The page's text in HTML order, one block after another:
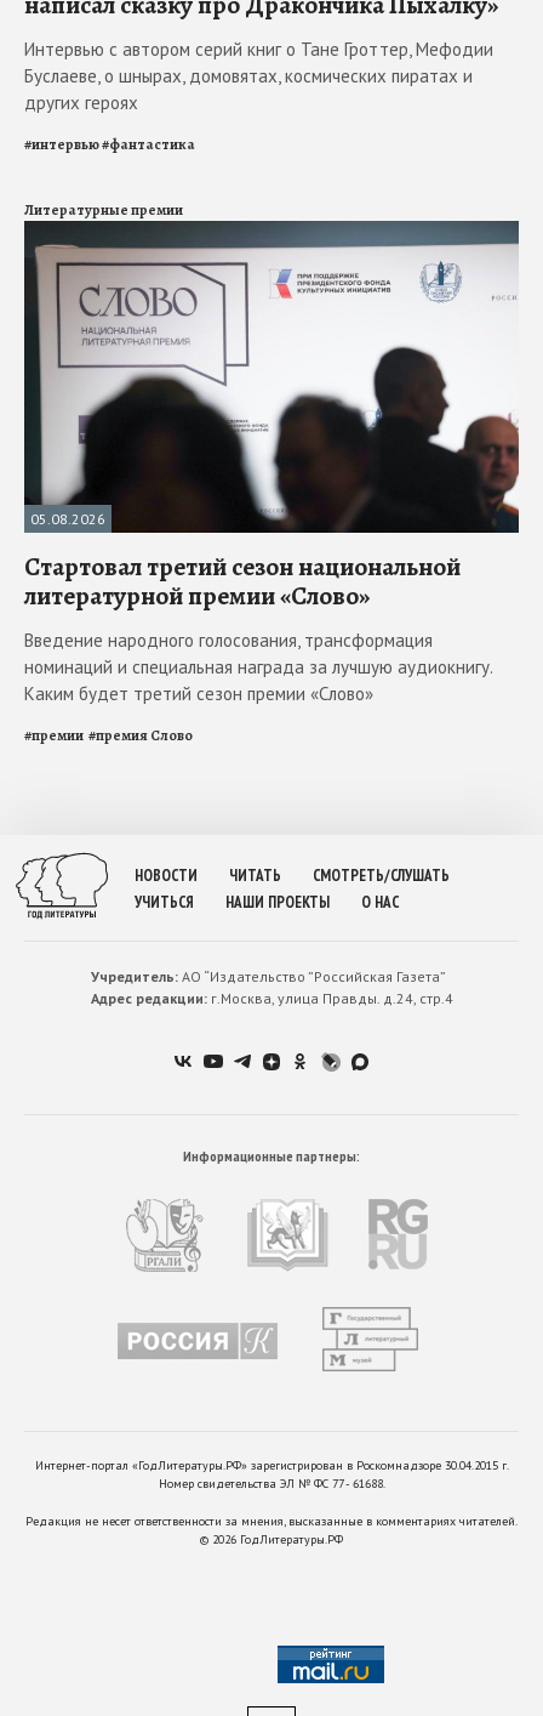
Интервью с автором серий книг о Тане Гроттер, Мефодии
Буслаеве, о шнырах, домовятах, космических пиратах и
других героях
#интервью#фантастика
Литературные премии
05.08.2026
Стартовал третий сезон национальной
литературной премии «Слово»
Введение народного голосования, трансформация
номинаций и специальная награда за лучшую аудиокнигу.
Каким будет третий сезон премии «Слово»
#премии #премия Слово
НОВОСТИ ЧИТАТЬ
СМОТРЕТЬ/СЛУШАТЬ
УЧИТЬСЯ
НАШИ ПРОЕКТЫ О НАС
Учредитель:АО “Издательство ”Российская Газета”
Адрес редакции:г.Москва, улица Правды. д.24, стр.4
Информационные партнеры:
Интернет-портал «ГодЛитературы.РФ» зарегистрирован в Роскомнадзоре 30.04.2015 г.
Номер свидетельства ЭЛ № ФС 77 - 61688.
Редакция не несет ответственности за мнения, высказанные в комментариях читателей.
© 2026 ГодЛитературы.РФ